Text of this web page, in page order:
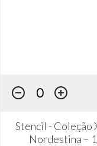
Stencil - Coleção
Nordestina –